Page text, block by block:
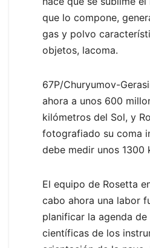
que lo compone,
gas y polvo
objetos, lacoma.
67P/Churyumov-
ahora a unos 600
kilómetros del Sol, y
fotografiado su coma
debe medir unos 1300
El equipo de Rosetta
cabo ahora una labor
planificar la agenda
científicas de los